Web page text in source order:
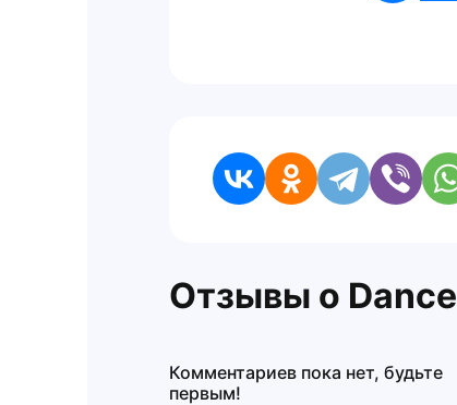
Отзывы о Dance
Комментариев пока нет, будьте
первым!